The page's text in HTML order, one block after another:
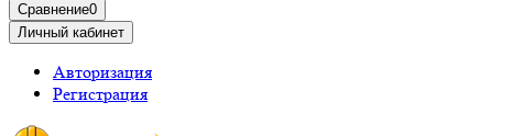
Сравнение0
Личный кабинет
Авторизация
Регистрация